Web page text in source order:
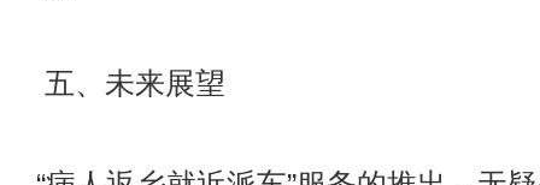
五、未来展望